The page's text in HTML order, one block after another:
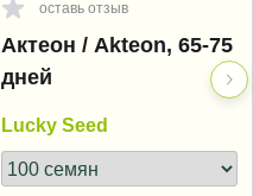
оставь отзыв
Актеон / Akteon, 65-75
дней
Lucky Seed